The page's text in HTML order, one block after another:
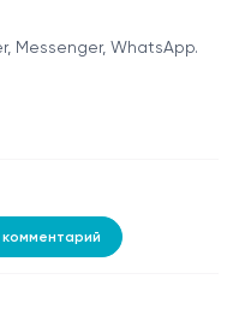
Messenger, WhatsApp.